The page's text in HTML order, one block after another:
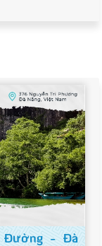
Đường - Đà